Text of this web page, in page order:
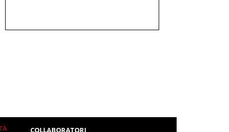
COLLABORATORI